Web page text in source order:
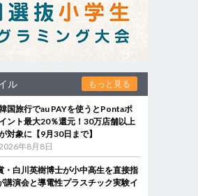
ル もっと見る
国旅行でau PAYを使うとPontaポ
イント最大20％還元！30万店舗以上
対象に【9月30日まで】
年8月8日
・白川英樹博士が小中高生を直接指
演会と導電性プラスチック実験イ